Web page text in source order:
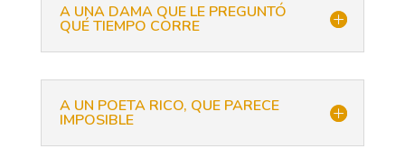
A UNA DAMA QUE LE PREGUNTÓ
QUÉ TIEMPO CORRE
A UN POETA RICO, QUE PARECE
IMPOSIBLE